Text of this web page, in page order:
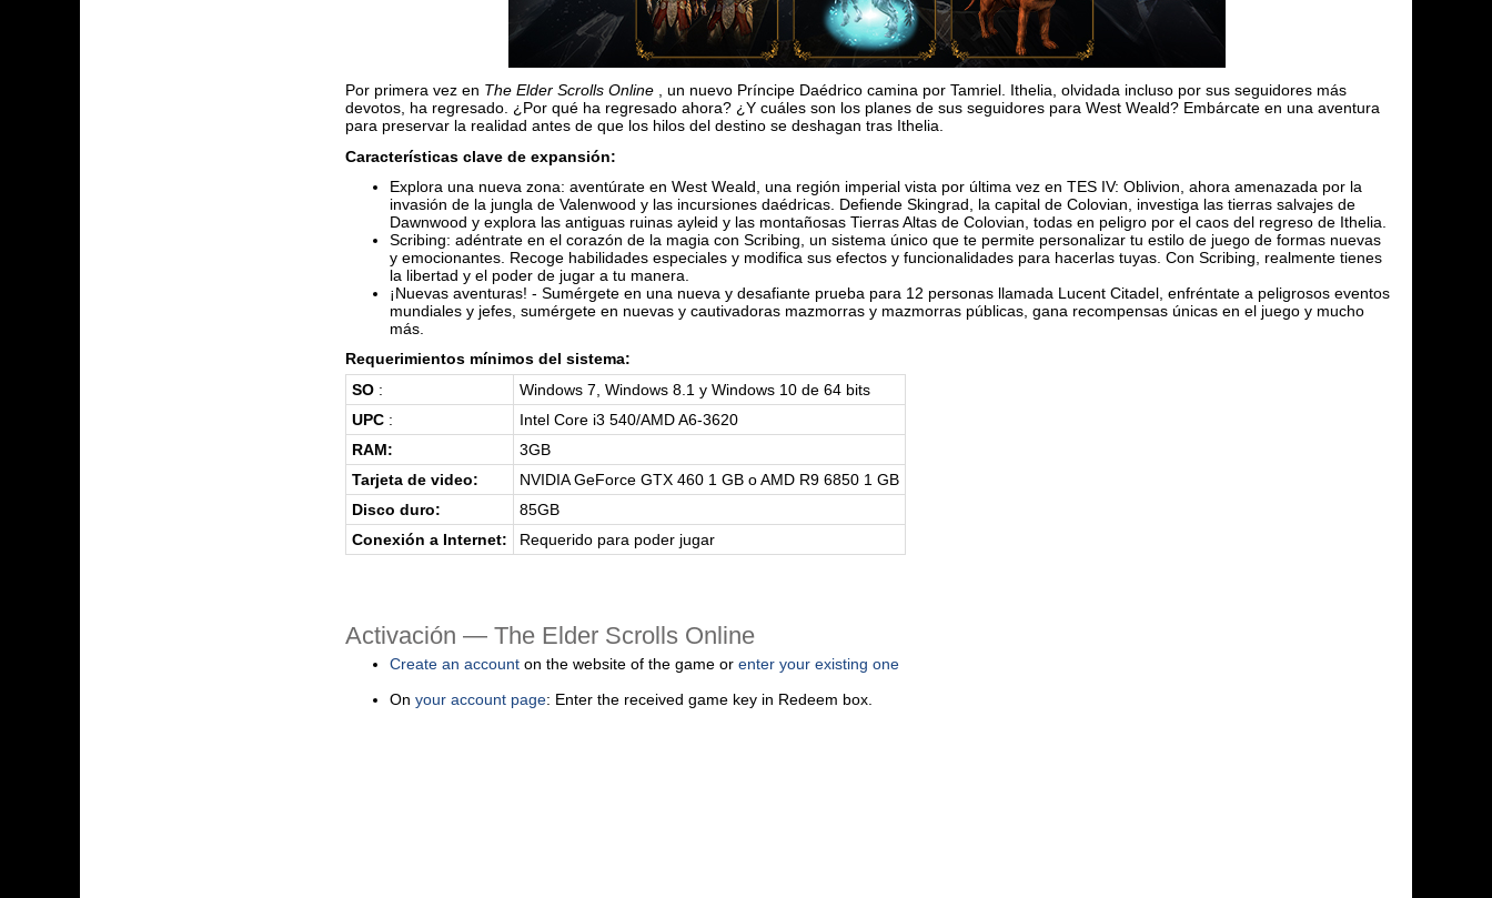
Por primera vez en The Elder Scrolls Online, un nuevo Príncipe Daédrico camina por Tamriel. Ithelia, olvidada incluso por sus seguidores más
devotos, ha regresado. ¿Por qué ha regresado ahora? ¿Y cuáles son los planes de sus seguidores para West Weald? Embárcate en una aventura
para preservar la realidad antes de que los hilos del destino se deshagan tras Ithelia.
Características clave de expansión:
Explora una nueva zona: aventúrate en West Weald, una región imperial vista por última vez en TES IV: Oblivion, ahora amenazada por la
invasión de la jungla de Valenwood y las incursiones daédricas. Defiende Skingrad, la capital de Colovian, investiga las tierras salvajes de
Dawnwood y explora las antiguas ruinas ayleid y las montañosas Tierras Altas de Colovian, todas en peligro por el caos del regreso de Ithelia.
Scribing: adéntrate en el corazón de la magia con Scribing, un sistema único que te permite personalizar tu estilo de juego de formas nuevas
y emocionantes. Recoge habilidades especiales y modifica sus efectos y funcionalidades para hacerlas tuyas. Con Scribing, realmente tienes
la libertad y el poder de jugar a tu manera.
¡Nuevas aventuras! - Sumérgete en una nueva y desafiante prueba para 12 personas llamada Lucent Citadel, enfréntate a peligrosos eventos
mundiales y jefes, sumérgete en nuevas y cautivadoras mazmorras y mazmorras públicas, gana recompensas únicas en el juego y mucho
más.
Requerimientos mínimos del sistema:
SO:
Windows 7, Windows 8.1 y Windows 10 de 64 bits
UPC:
Intel Core i3 540/AMD A6-3620
RAM:
3GB
Tarjeta de video:
NVIDIA GeForce GTX 460 1 GB o AMD R9 6850 1 GB
Disco duro:
85GB
Conexión a Internet:
Requerido para poder jugar
Activación — The Elder Scrolls Online
Create an accounton the website of the game or enter your existing one
On your account page: Enter the received game key in Redeem box.